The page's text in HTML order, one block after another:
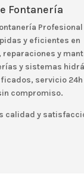
Fontanería
Profesional
y eficientes en
y
y sistemas
servicio 24h
compromiso.
calidad y